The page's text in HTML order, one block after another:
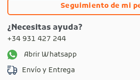
Seguimiento de mi
¿Necesitas ayuda?
+34 931 427 244
Abrir Whatsapp
Envío y Entrega